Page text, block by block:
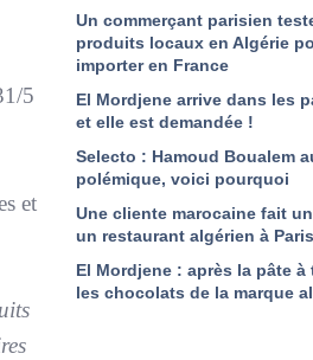
5
et
Un commerçant parisien
produits locaux en Algérie
importer en France
El Mordjene arrive dans les
et elle est demandée !
Selecto : Hamoud Boualem
polémique, voici pourquoi
Une cliente marocaine fait
un restaurant algérien à Paris
El Mordjene : après la pâte à
les chocolats de la marque